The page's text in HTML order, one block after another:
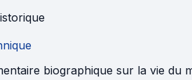
biographique sur la vie du